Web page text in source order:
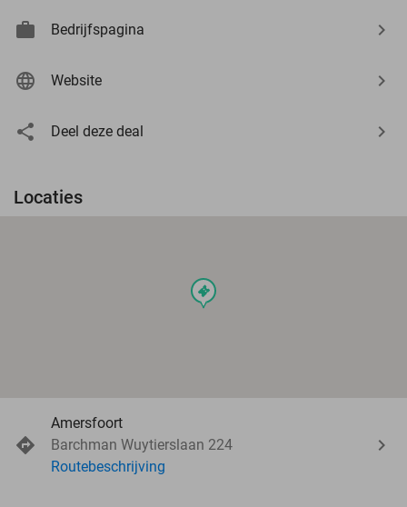
Bedrijfspagina
Website
Deel deze deal
Locaties
events
Amersfoort
Barchman Wuytierslaan 224
Routebeschrijving